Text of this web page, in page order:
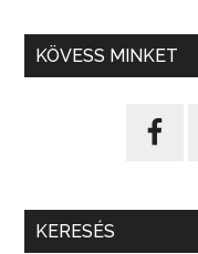
KÖVESS MINKET
KERESÉS